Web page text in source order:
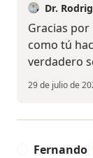
Dr.
Gracias
como tú
verdadero
29 de julio de
Fernando